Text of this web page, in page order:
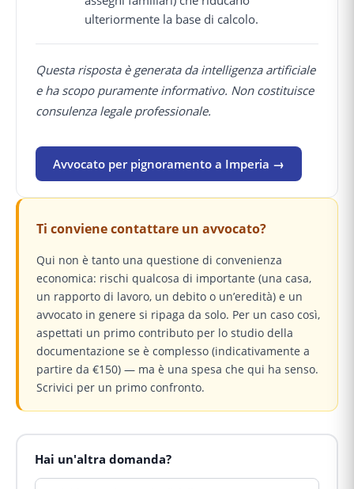
ulteriormente la base di calcolo.
Questa risposta è generata da intelligenza artificiale
e ha scopo puramente informativo. Non costituisce
consulenza legale professionale.
Avvocato per pignoramento a Imperia →
Ti conviene contattare un avvocato?
Qui non è tanto una questione di convenienza
economica: rischi qualcosa di importante (una casa,
un rapporto di lavoro, un debito o un’eredità) e un
avvocato in genere si ripaga da solo. Per un caso così,
aspettati un primo contributo per lo studio della
documentazione se è complesso (indicativamente a
partire da €150) — ma è una spesa che qui ha senso.
Scrivici per un primo confronto.
Hai un'altra domanda?